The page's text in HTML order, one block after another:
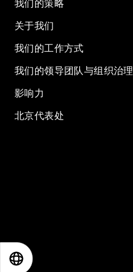
我们的策略
关于我们
我们的工作方式
我们的领导团队与组织治理
影响力
北京代表处